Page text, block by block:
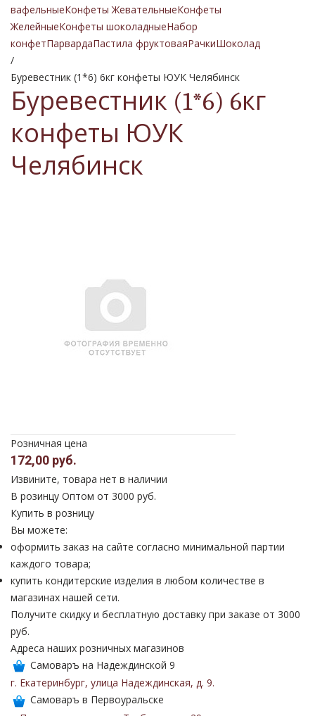
вафельныеКонфеты ЖевательныеКонфеты
ЖелейныеКонфеты шоколадныеНабор
конфетПарвардаПастила фруктоваяРачкиШоколад
/
Буревестник (1*6) 6кг конфеты ЮУК Челябинск
Буревестник (1*6) 6кг
конфеты ЮУК
Челябинск
Розничная цена
172,00 руб.
Извините, товара нет в наличии
В розинцу Оптом от 3000 руб.
Купить в розницу
Вы можете:
оформить заказ на сайте согласно минимальной партии
каждого товара;
купить кондитерские изделия в любом количестве в
магазинах нашей сети.
Получите скидку и бесплатную доставку при заказе от 3000
руб.
Адреса наших розничных магазинов
Самоваръ на Надеждинской 9
г. Екатеринбург, улица Надеждинская, д. 9.
Самоваръ в Первоуральске